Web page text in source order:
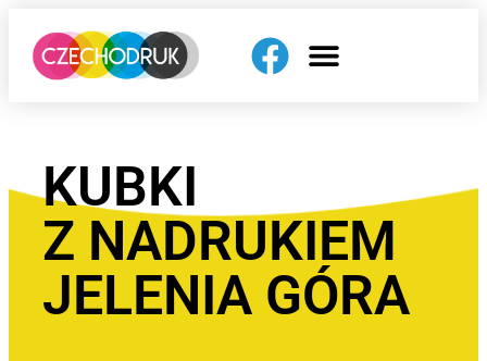
KUBKI
Z NADRUKIEM
JELENIA GÓRA